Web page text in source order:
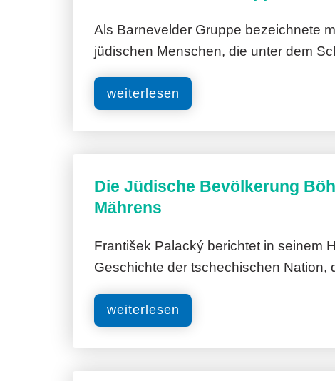
Als Barnevelder Gruppe bezeichnete
jüdischen Menschen, die unter dem
weiterlesen
Die Jüdische Bevölkerung
Mährens
František Palacký berichtet in seinem
Geschichte der tschechischen Nation,
weiterlesen